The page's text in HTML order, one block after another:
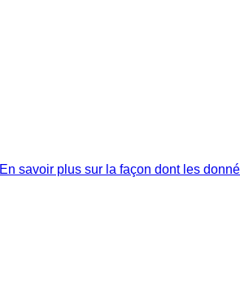
En savoir plus sur la façon dont les